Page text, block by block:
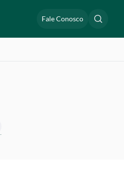
Fale Conosco